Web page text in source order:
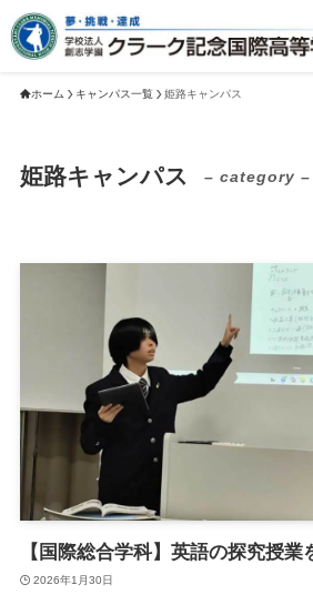
ホーム キャンパス一覧 姫路キャンパス
姫路キャンパス – category –
【国際総合学科】英語の探究授業
2026年1月30日